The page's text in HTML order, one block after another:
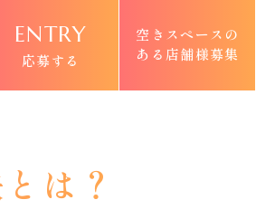
ENTRY
応募する
空きスペースの
ある店舗様募集
は？